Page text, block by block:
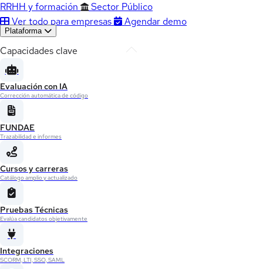
RRHH y formación
Sector Público
Ver todo para empresas
Agendar demo
Plataforma
Capacidades clave
Evaluación con IA
Corrección automática de código
FUNDAE
Trazabilidad e informes
Cursos y carreras
Catálogo amplio y actualizado
Pruebas Técnicas
Evalúa candidatos objetivamente
Integraciones
SCORM, LTI, SSO, SAML